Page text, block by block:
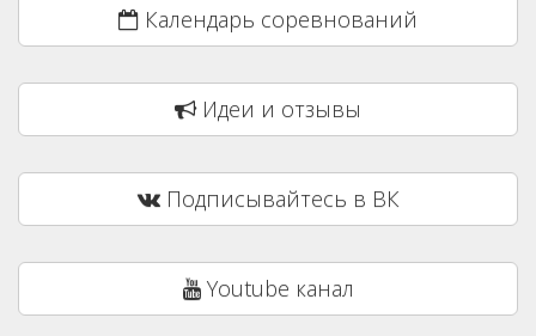
Календарь соревнований
Идеи и отзывы
Подписывайтесь в ВК
Youtube канал